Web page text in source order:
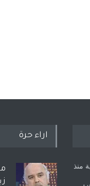
منذ
اراء حرة